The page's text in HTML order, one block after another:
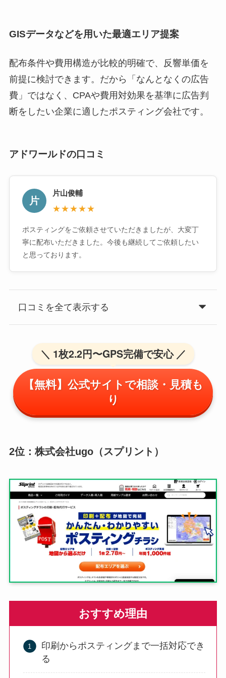
GISデータなどを用いた最適エリア提案
配布条件や費用構造が比較的明確で、反響単価を
前提に検討できます。だから「なんとなくの広告
費」ではなく、CPAや費用対効果を基準に広告判
断をしたい企業に適したポスティング会社です。
アドワールドの口コミ
片
片山俊輔
★★★★★
ポスティングをご依頼させていただきましたが、大変丁
寧に配布いただきました。今後も継続してご依頼したい
と思っております。
口コミを全て表示する
＼ 1枚2.2円〜GPS完備で安心 ／
【無料】公式サイトで相談・見積も
り
2位：株式会社ugo（スプリント）
おすすめ理由
印刷からポスティングまで一括対応でき
る